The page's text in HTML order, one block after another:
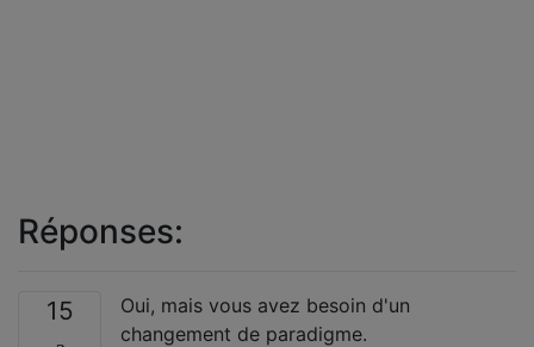
Réponses:
15
Oui, mais vous avez besoin d'un
changement de paradigme.